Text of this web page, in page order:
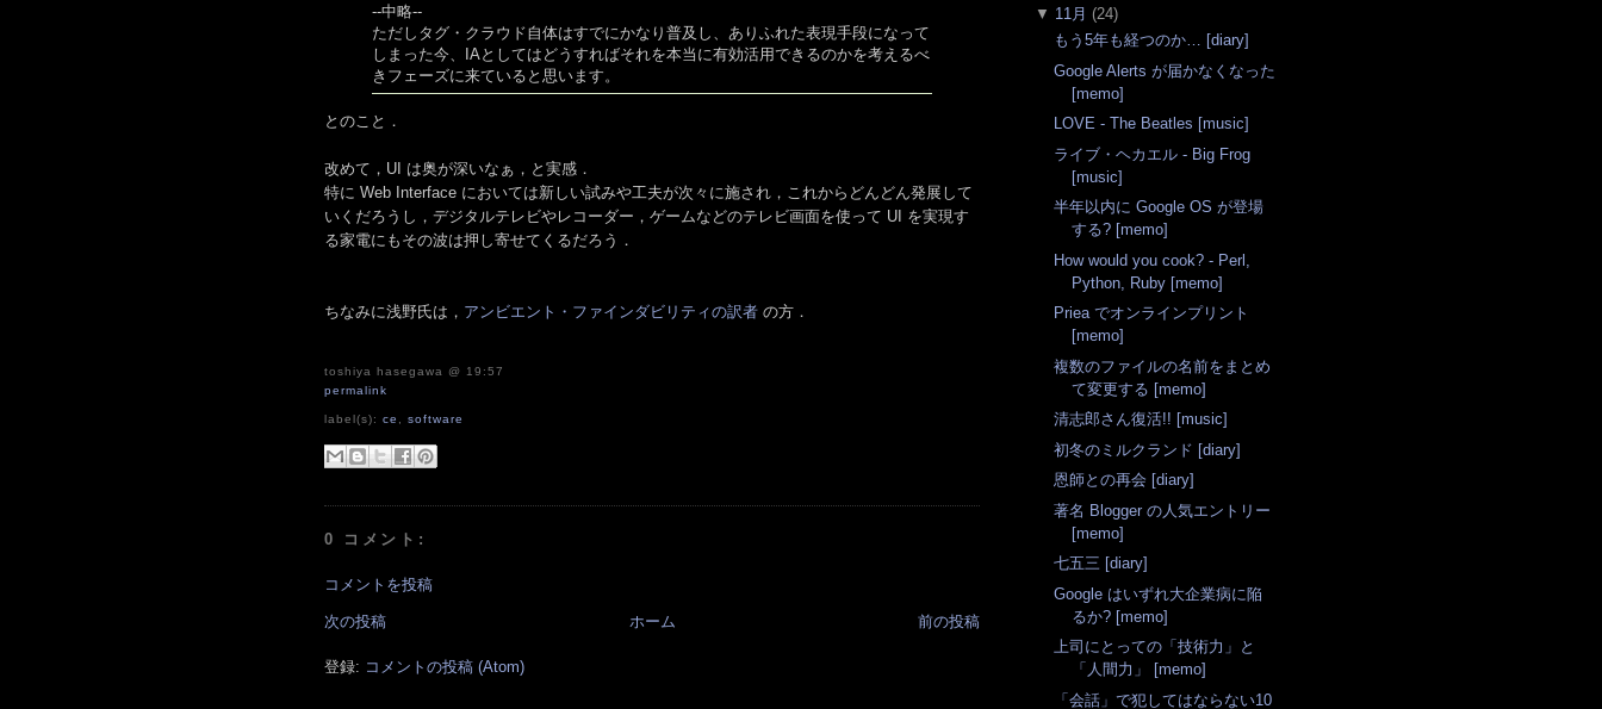
--中略--
ただしタグ・クラウド自体はすでにかなり普及し、ありふれた表現手段になって
しまった今、IAとしてはどうすればそれを本当に有効活用できるのかを考えるべ
きフェーズに来ていると思います。
とのこと．
改めて，UI は奥が深いなぁ，と実感．
特に Web Interface においては新しい試みや工夫が次々に施され，これからどんどん発展して
いくだろうし，デジタルテレビやレコーダー，ゲームなどのテレビ画面を使って UI を実現す
る家電にもその波は押し寄せてくるだろう．
ちなみに浅野氏は， アンビエント・ファインダビリティの訳者 の方．
toshiya hasegawa @ 19:57
permalink
label(s):ce ,software
0 コメント:
コメントを投稿
次の投稿 前の投稿
ホーム
登録: コメントの投稿 (Atom)
▼ 11月 (24)
もう5年も経つのか… [diary]
Google Alerts が届かなくなった
[memo]
LOVE - The Beatles [music]
ライブ・ヘカエル - Big Frog
[music]
半年以内に Google OS が登場
する? [memo]
How would you cook? - Perl,
Python, Ruby [memo]
Priea でオンラインプリント
[memo]
複数のファイルの名前をまとめ
て変更する [memo]
清志郎さん復活!! [music]
初冬のミルクランド [diary]
恩師との再会 [diary]
著名 Blogger の人気エントリー
[memo]
七五三 [diary]
Google はいずれ大企業病に陥
るか? [memo]
上司にとっての「技術力」と
「人間力」 [memo]
「会話」で犯してはならない10